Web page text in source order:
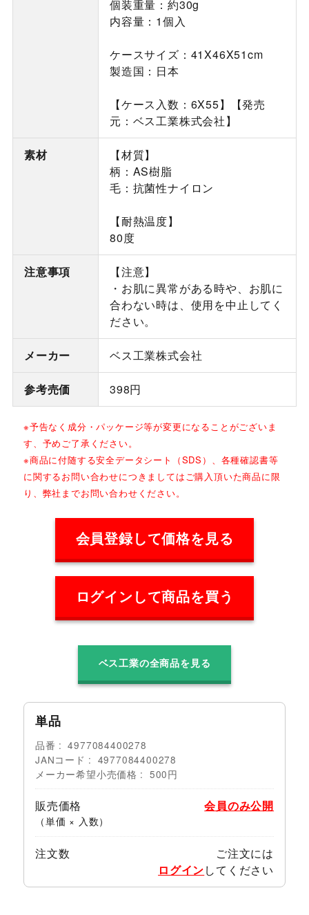
個装重量：約30g
内容量：1個入
ケースサイズ：41X46X51cm
製造国：日本
【ケース入数：6X55】【発売
元：ベス工業株式会社】
素材
【材質】
柄：AS樹脂
毛：抗菌性ナイロン
【耐熱温度】
80度
注意事項
【注意】
・お肌に異常がある時や、お肌に
合わない時は、使用を中止してく
ださい。
メーカー ベス工業株式会社
参考売価 398円
※予告なく成分・パッケージ等が変更になることがございま
す、予めご了承ください。
※商品に付随する安全データシート（SDS）、各種確認書等
に関するお問い合わせにつきましてはご購入頂いた商品に限
り、弊社までお問い合わせください。
会員登録して価格を見る
ログインして商品を買う
ベス工業の全商品を見る
単品
品番
4977084400278
JANコード
4977084400278
メーカー希望小売価格
500円
販売価格
（単価 × 入数）
会員のみ公開
注文数
ご注文には
ログインしてください